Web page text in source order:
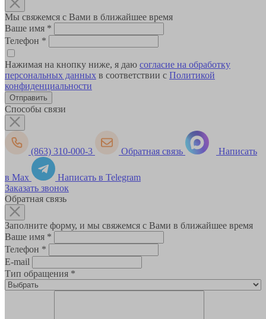
Мы свяжемся с Вами в ближайшее время
Ваше имя *
Телефон *
Нажимая на кнопку ниже, я даю согласие на обработку
персональных данных в соответствии с Политикой
конфиденциальности
Способы связи
(863) 310-000-3 Обратная связь Написать
в Max
Написать в Telegram
Заказать звонок
Обратная связь
Заполните форму, и мы свяжемся с Вами в ближайшее время
Ваше имя *
Телефон *
E-mail
Тип обращения *